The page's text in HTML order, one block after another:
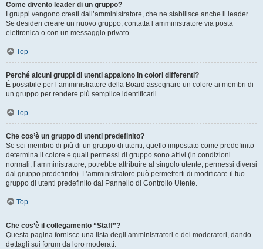
Come divento leader di un gruppo?
I gruppi vengono creati dall’amministratore, che ne stabilisce anche il leader.
Se desideri creare un nuovo gruppo, contatta l’amministratore via posta
elettronica o con un messaggio privato.
Top
Perché alcuni gruppi di utenti appaiono in colori differenti?
È possibile per l’amministratore della Board assegnare un colore ai membri di
un gruppo per rendere più semplice identificarli.
Top
Che cos’è un gruppo di utenti predefinito?
Se sei membro di più di un gruppo di utenti, quello impostato come predefinito
determina il colore e quali permessi di gruppo sono attivi (in condizioni
normali; l’amministratore, potrebbe attribuire al singolo utente, permessi diversi
dal gruppo predefinito). L’amministratore può permetterti di modificare il tuo
gruppo di utenti predefinito dal Pannello di Controllo Utente.
Top
Che cos’è il collegamento “Staff”?
Questa pagina fornisce una lista degli amministratori e dei moderatori, dando
dettagli sui forum da loro moderati.